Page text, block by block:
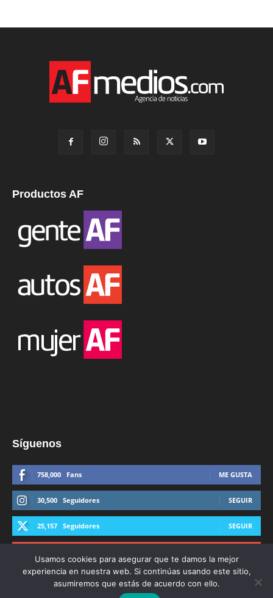
Productos AF
Síguenos
758,000 Fans ME GUSTA
30,500 Seguidores SEGUIR
25,157 Seguidores SEGUIR
Usamos cookies para asegurar que te damos la mejor
experiencia en nuestra web. Si continúas usando este sitio,
asumiremos que estás de acuerdo con ello.